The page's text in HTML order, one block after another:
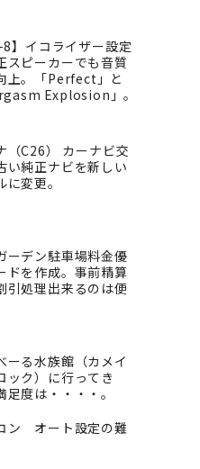
8】イコライザー設定
スピーカーでも音質
上。「Perfect」と
Explosion」。
（C26） カーナビ交
い純正ナビを新しい
に変更。
ーデン駐車場料金優
ドを作成。事前精算
引処理出来るのは便
ーる水族館（カメイ
ック）に行ってき
足度は・・・・。
ン オート設定の難